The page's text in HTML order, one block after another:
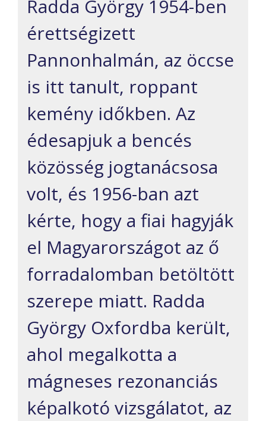
Radda György 1954-ben
érettségizett
Pannonhalmán, az öccse
is itt tanult, roppant
kemény időkben. Az
édesapjuk a bencés
közösség jogtanácsosa
volt, és 1956-ban azt
kérte, hogy a fiai hagyják
el Magyarországot az ő
forradalomban betöltött
szerepe miatt. Radda
György Oxfordba került,
ahol megalkotta a
mágneses rezonanciás
képalkotó vizsgálatot, az